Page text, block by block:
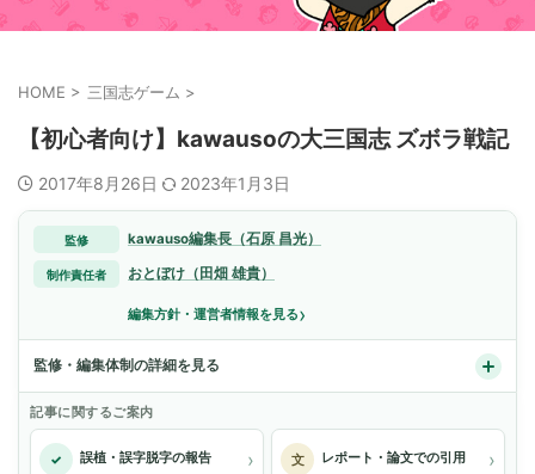
HOME > 三国志ゲーム >
【初心者向け】kawausoの大三国志 ズボラ戦記
2017年8月26日 2023年1月3日
監修 kawauso編集長（石原 昌光）
制作責任者 おとぼけ（田畑 雄貴）
編集方針・運営者情報を見る›
監修・編集体制の詳細を見る
記事に関するご案内
✓ 誤植・誤字脱字の報告 › 文 レポート・論文での引用 ›